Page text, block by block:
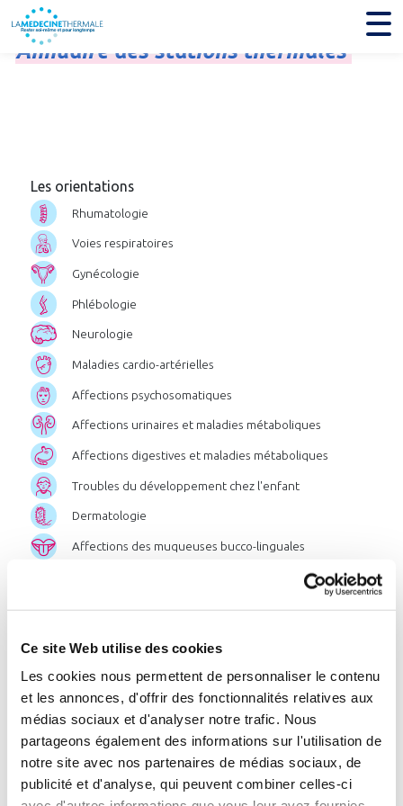
Ce site Web utilise des cookies
Les cookies nous permettent de personnaliser le contenu
et les annonces, d'offrir des fonctionnalités relatives aux
médias sociaux et d'analyser notre trafic. Nous
partageons également des informations sur l'utilisation de
notre site avec nos partenaires de médias sociaux, de
publicité et d'analyse, qui peuvent combiner celles-ci
Annuairedesstationsthermales
Les orientations
Rhumatologie
Voies respiratoires
Gynécologie
Phlébologie
Neurologie
Maladies cardio-artérielles
Affections psychosomatiques
Affections urinaires et maladies métaboliques
Affections digestives et maladies métaboliques
Troubles du développement chez l'enfant
Dermatologie
Affections des muqueuses bucco-linguales
Chercher par zone géographique
ou par station
Listedesstations: